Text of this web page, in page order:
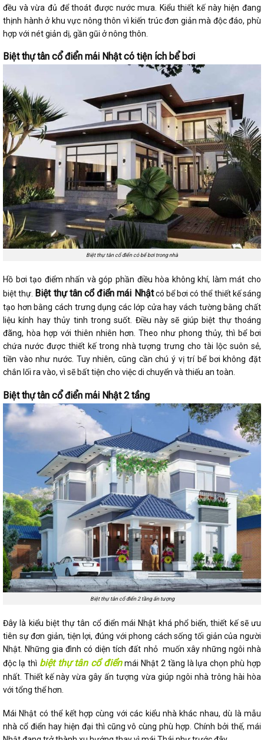
đều và vừa đủ để thoát được nước mưa. Kiểu thiết kế này hiện đang
thịnh hành ở khu vực nông thôn vì kiến trúc đơn giản mà độc đáo, phù
hợp với nét giản dị, gần gũi ở nông thôn.
Biệt thự tân cổ điển mái Nhật có tiện ích bể bơi
Biệt thự tân cổ điển có bể bơi trong nhà
Hồ bơi tạo điểm nhấn và góp phần điều hòa không khí, làm mát cho
biệt thự. Biệt thự tân cổ điển mái Nhậtcó bể bơi có thể thiết kế sáng
tạo hơn bằng cách trưng dụng các lớp cửa hay vách tường bằng chất
liệu kính hay thủy tinh trong suốt. Điều này sẽ giúp biệt thự thoáng
đãng, hòa hợp với thiên nhiên hơn. Theo như phong thủy, thì bể bơi
chứa nước được thiết kế trong nhà tượng trưng cho tài lộc suôn sẻ,
tiền vào như nước. Tuy nhiên, cũng cần chú ý vị trí bể bơi không đặt
chắn lối ra vào, vì sẽ bất tiện cho việc di chuyển và thiếu an toàn.
Biệt thự tân cổ điển mái Nhật 2 tầng
Biệt thự tân cổ điển 2 tầng ấn tượng
Đây là kiểu biệt thự tân cổ điển mái Nhật khá phổ biến, thiết kế sẽ ưu
tiên sự đơn giản, tiện lợi, đúng với phong cách sống tối giản của người
Nhật. Những gia đình có diện tích đất nhỏ muốn xây những ngôi nhà
độc lạ thì biệt thự tân cổ điểnmái Nhật 2 tầng là lựa chọn phù hợp
nhất. Thiết kế này vừa gây ấn tượng vừa giúp ngôi nhà trông hài hòa
với tổng thể hơn.
Mái Nhật có thể kết hợp cùng với các kiểu nhà khác nhau, dù là mẫu
nhà cổ điển hay hiện đại thì cũng vô cùng phù hợp. Chính bởi thế, mái